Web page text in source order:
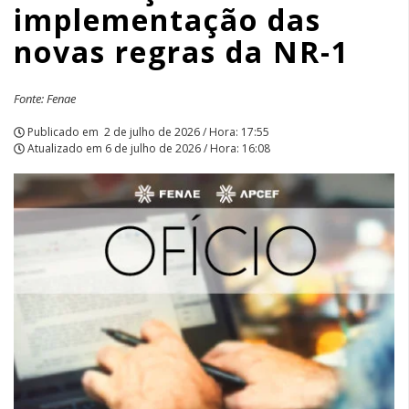
NR-
1
|
APCEF/SP
implementação das
novas regras da NR-1
Fonte: Fenae
Publicado em 2 de julho de 2026 / Hora: 17:55
Atualizado em 6 de julho de 2026 / Hora: 16:08